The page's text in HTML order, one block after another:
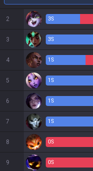
2 3S
3 3S
4 1 S
5 1 S
6 1 S
7 1 S
8 0S
9 0S